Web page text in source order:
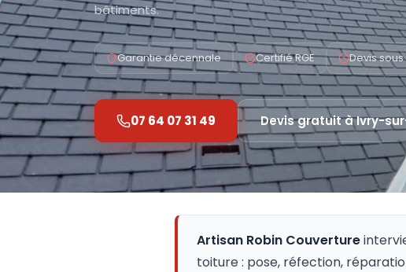
bâtiments.
Garantie décennale Certifié RGE Devis
07 64 07 31 49 Devis gratuit àIvry-
Artisan Robin Couverture
toiture : pose, réfection,